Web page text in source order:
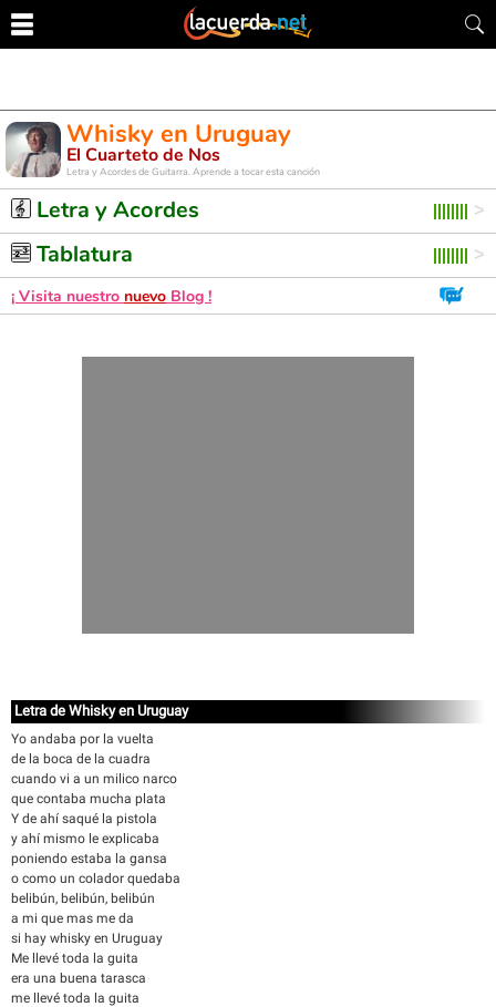
Whisky en Uruguay
El Cuarteto de Nos
Letra y Acordes de Guitarra. Aprende a tocar esta canción
Letra y Acordes
Tablatura
¡ Visita nuestro nuevo Blog !
Letra de Whisky en Uruguay
Yo andaba por la vuelta
de la boca de la cuadra
cuando vi a un milico narco
que contaba mucha plata
Y de ahí saqué la pistola
y ahí mismo le explicaba
poniendo estaba la gansa
o como un colador quedaba
belibún, belibún, belibún
a mi que mas me da
si hay whisky en Uruguay
Me llevé toda la guita
era una buena tarasca
me llevé toda la guita